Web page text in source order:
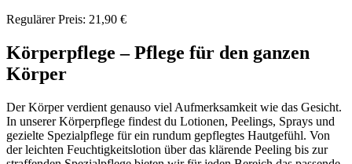
Regulärer Preis: 21,90 €
Körperpflege – Pflege für den ganzen
Körper
Der Körper verdient genauso viel Aufmerksamkeit wie das Gesicht.
In unserer Körperpflege findest du Lotionen, Peelings, Sprays und
gezielte Spezialpflege für ein rundum gepflegtes Hautgefühl. Von
der leichten Feuchtigkeitslotion über das klärende Peeling bis zur